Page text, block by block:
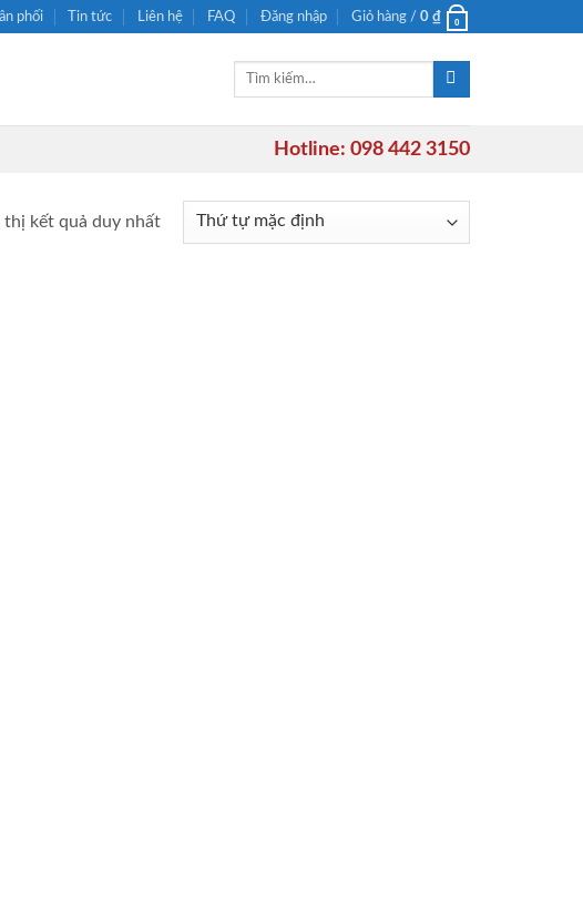
phối Tin tức Liên hệ FAQ Đăng nhập Giỏ hàng / 0 ₫ 0
Tìm
Hotline: 098 442 3150
thị kết quả duy nhất